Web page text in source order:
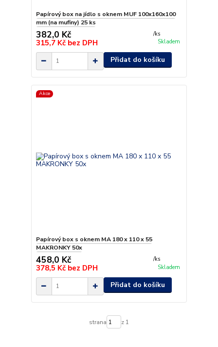
Papírový box na jídlo s oknem MUF 100x160x100
mm (na mufiny) 25 ks
382,0 Kč /ks
315,7 Kč bez DPH Skladem
Přidat do košíku
Akce
Papírový box s oknem MA 180 x 110 x 55
MAKRONKY 50x
458,0 Kč /ks
378,5 Kč bez DPH Skladem
Přidat do košíku
strana z 1